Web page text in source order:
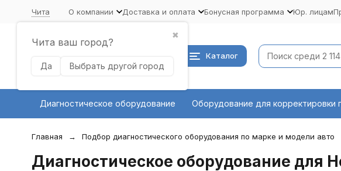
Чита
✖
Чита ваш город?
Да Выбрать другой город
О компании Доставка и оплата Бонусная программа Юр. лицам
Каталог
Диагностическое оборудование Оборудование для корректировки
Главная Подбор диагностического оборудования по марке и модели авто
Диагностическое оборудование для